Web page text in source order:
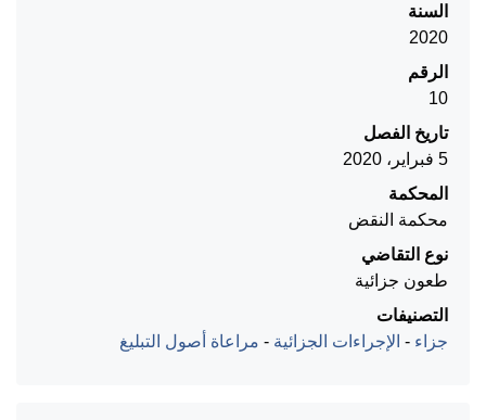
السنة
2020
الرقم
10
تاريخ الفصل
5 فبراير، 2020
المحكمة
محكمة النقض
نوع التقاضي
طعون جزائية
التصنيفات
جزاء - الإجراءات الجزائية - مراعاة أصول التبليغ